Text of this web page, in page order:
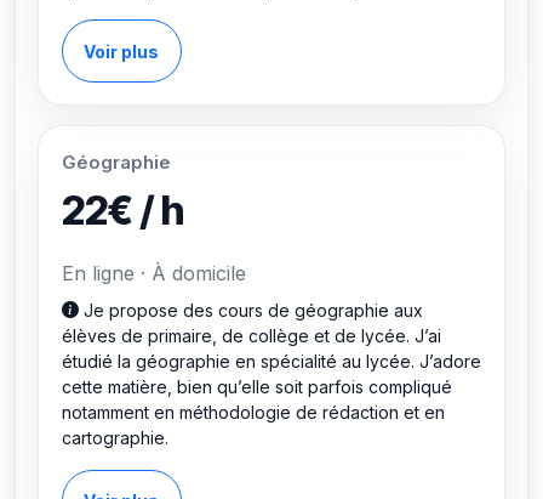
mon aide à des élèves ayant des difficultés ou
ayant toi simplement besoin de consolider certains
points de méthodologie ou de compréhension
Voir plus
Géographie
22€ / h
En ligne · À domicile
Je propose des cours de géographie aux
élèves de primaire, de collège et de lycée. J’ai
étudié la géographie en spécialité au lycée. J’adore
cette matière, bien qu’elle soit parfois compliqué
notamment en méthodologie de rédaction et en
cartographie.